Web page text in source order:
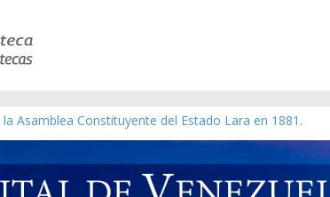
Asamblea Constituyente del Estado Lara en 1881.
CXXXIII Mes V, Caracas 09 de marzo de 2006 N° 38.394